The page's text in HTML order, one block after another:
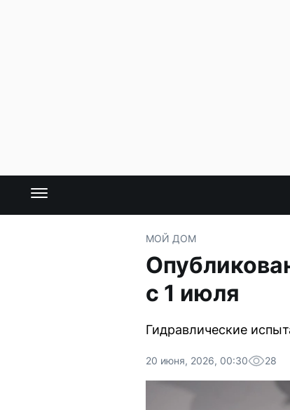
МОЙ ДОМ
с 1 июля
Гидравлические
20 июня, 2026, 00:30 28